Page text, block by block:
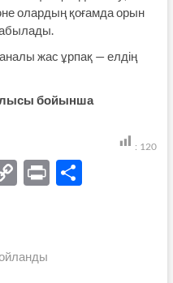
олардың қоғамда орын
жас ұрпақ — елдің
бойынша
: 120
C
y
P S